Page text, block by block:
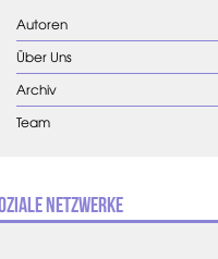
Autoren
Über Uns
Archiv
Team
Netzwerke